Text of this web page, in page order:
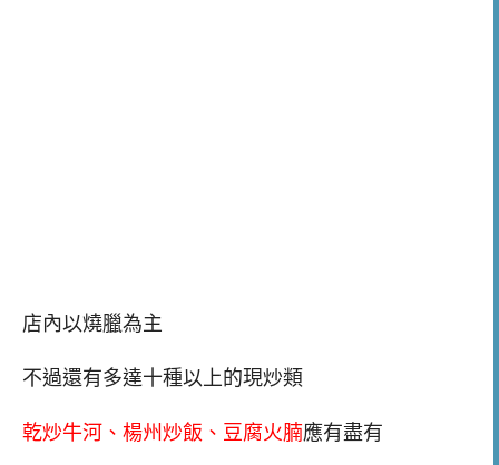
店內以燒臘為主
不過還有多達十種以上的現炒類
乾炒牛河、楊州炒飯、豆腐火腩應有盡有